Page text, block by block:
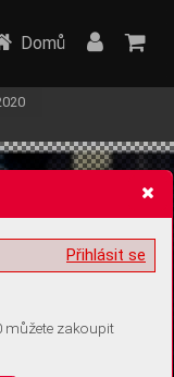
informací
Domů
Přihlásit se
můžete zakoupit